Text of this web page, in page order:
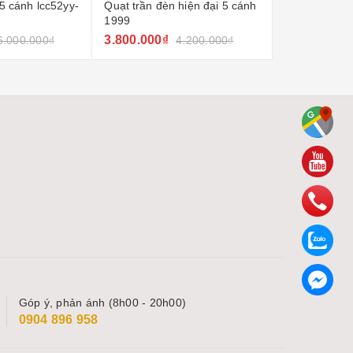
đại 5 cánh
Quạt trần đèn 5 cánh gold
lcc1027
3.700.000₫ 4.000.000₫
Góp ý, phản ánh (8h00 - 20h00)
0904 896 958